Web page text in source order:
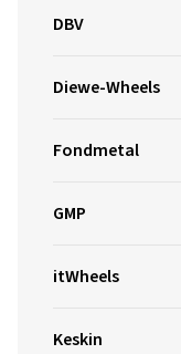
DBV
Diewe-Wheels
Fondmetal
GMP
itWheels
Keskin